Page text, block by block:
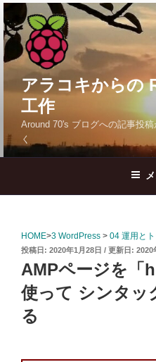
コ
ン
テ
ン
へ
ッ
プ
アラコキからの
工作
Around 70's ブログへの記事投
く
HOME>3 WordPress > 04 運用と
投
稿
日:
2020年1月28日 2020
AMPページを
使って シンタッ
る